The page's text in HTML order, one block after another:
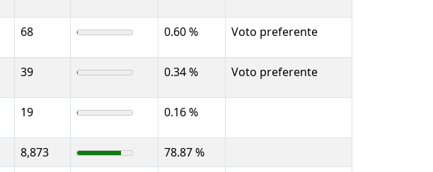
68 0.60 % Voto preferente
39 0.34 % Voto preferente
19 0.16 %
8,873
78.87 %